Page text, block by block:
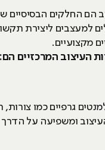
הם החלקים הבסיסיים
למעצבים ליצירת
מקצועיים.
העיצוב המרכזיים הם:
גרפיים כמו
ומשפיעה על